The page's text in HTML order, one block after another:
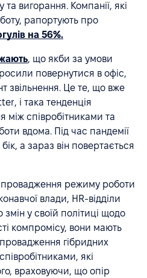
вигорання. Компанії, які
рапортують про
на 56%.
, що якби за умови
повернутися в офіс,
звільнення. Це те, що вже
і така тенденція
між співробітниками та
вдома. Під час пандемії
а зараз він повертається
режиму роботи
влади, HR-відділи
у своїй політиці щодо
компромісу, вони мають
гібридних
які
враховуючи, що опір